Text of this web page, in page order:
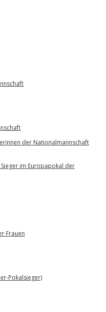
der Nationalmannschaft
im Europapokal der
Frauen
Pokalsieger)